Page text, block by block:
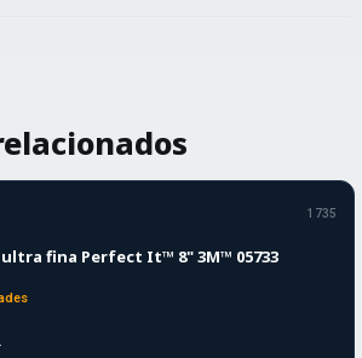
1735
fina Perfect It™ 8" 3M™ 05733